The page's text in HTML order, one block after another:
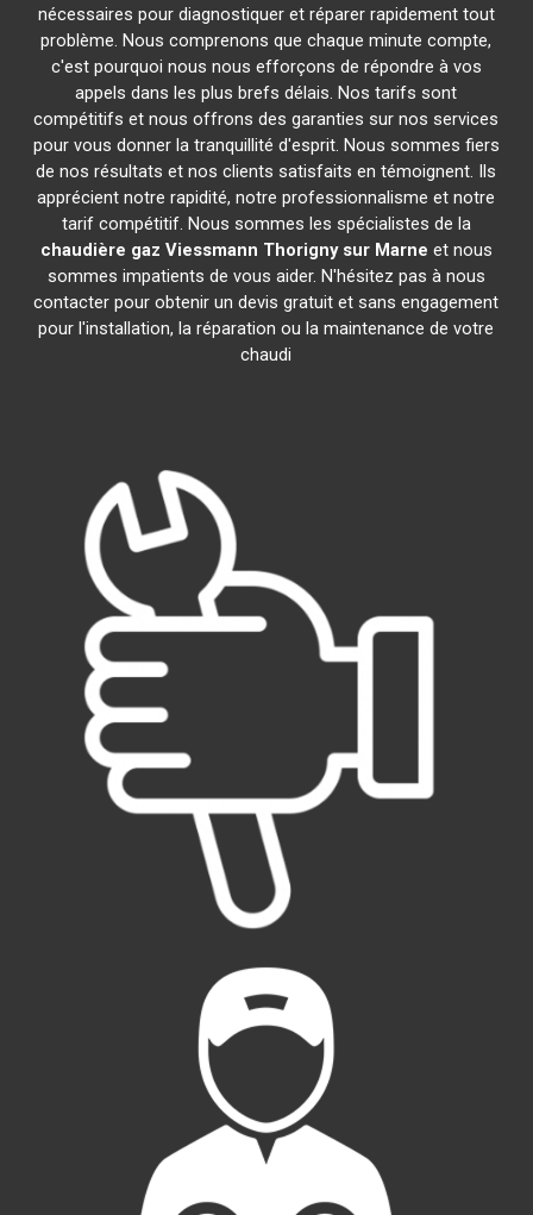
nécessaires pour diagnostiquer et réparer rapidement tout
problème. Nous comprenons que chaque minute compte,
c'est pourquoi nous nous efforçons de répondre à vos
appels dans les plus brefs délais. Nos tarifs sont
compétitifs et nous offrons des garanties sur nos services
pour vous donner la tranquillité d'esprit. Nous sommes fiers
de nos résultats et nos clients satisfaits en témoignent. Ils
apprécient notre rapidité, notre professionnalisme et notre
tarif compétitif. Nous sommes les spécialistes de la
chaudière gaz Viessmann Thorigny sur Marne et nous
sommes impatients de vous aider. N'hésitez pas à nous
contacter pour obtenir un devis gratuit et sans engagement
pour l'installation, la réparation ou la maintenance de votre
chaudi